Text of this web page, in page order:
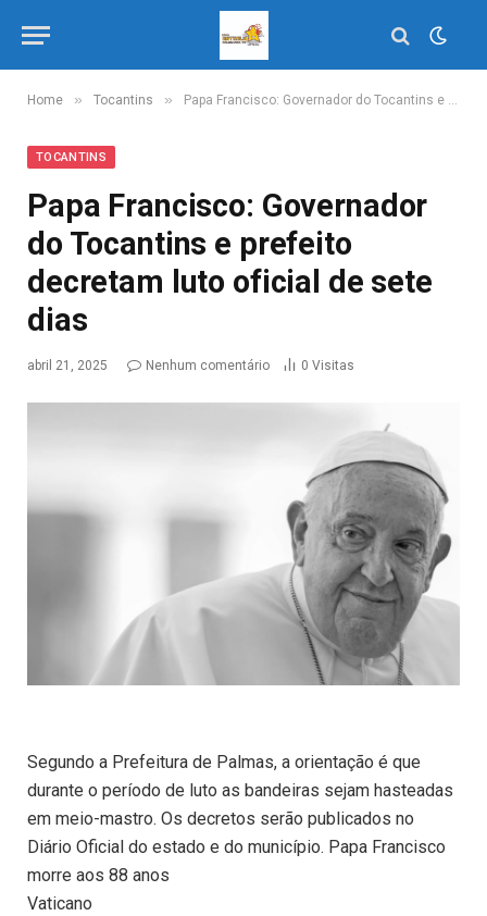
Home » Tocantins » Papa Francisco: Governador do Tocantins e prefeito decretam luto oficial de sete dias
TOCANTINS
Papa Francisco: Governador
do Tocantins e prefeito
decretam luto oficial de sete
dias
abril 21, 2025 Nenhum comentário 0 Visitas
Segundo a Prefeitura de Palmas, a orientação é que
durante o período de luto as bandeiras sejam hasteadas
em meio-mastro. Os decretos serão publicados no
Diário Oficial do estado e do município. Papa Francisco
morre aos 88 anos
Vaticano